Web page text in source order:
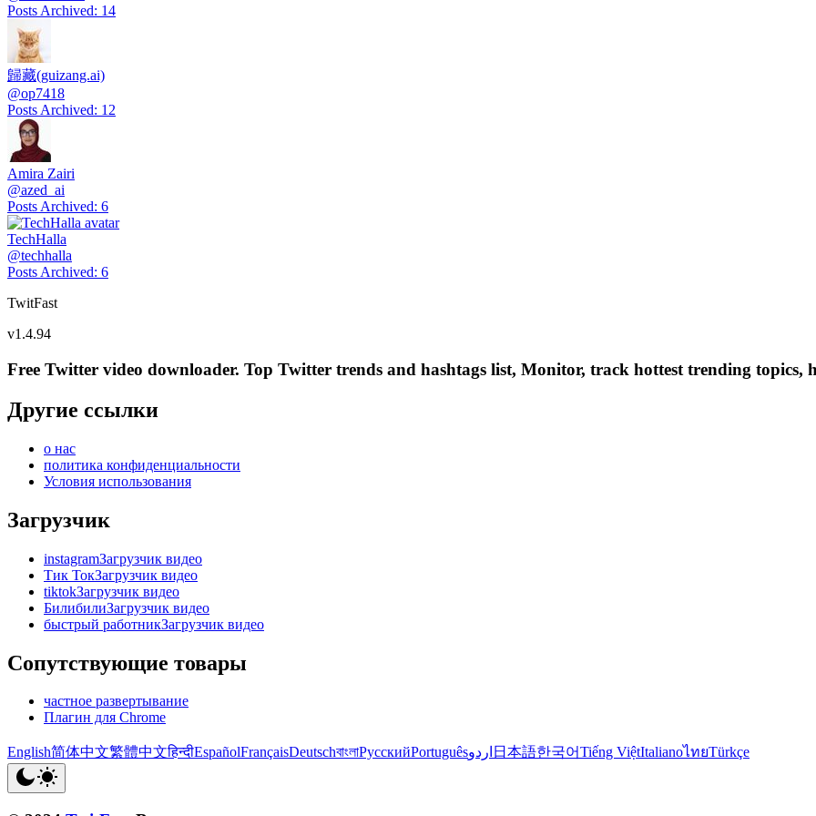
Posts Archived: 14
歸藏(guizang.ai)
@op7418
Posts Archived: 12
Amira Zairi
@azed_ai
Posts Archived: 6
TechHalla
@techhalla
Posts Archived: 6
TwitFast
v1.4.94
Free Twitter video downloader. Top Twitter trends and hashtags list, Monitor, track hottest trending topics,
Другие ссылки
о нас
политика конфиденциальности
Условия использования
Загрузчик
instagramЗагрузчик видео
Тик ТокЗагрузчик видео
tiktokЗагрузчик видео
БилибилиЗагрузчик видео
быстрый работникЗагрузчик видео
Сопутствующие товары
частное развертывание
Плагин для Chrome
English简体中文繁體中文हिन्दीEspañolFrançaisDeutschবাংলাРусскийPortuguêsاردو 日本語한국어Tiếng ViệtItalianoไทยTürkçe